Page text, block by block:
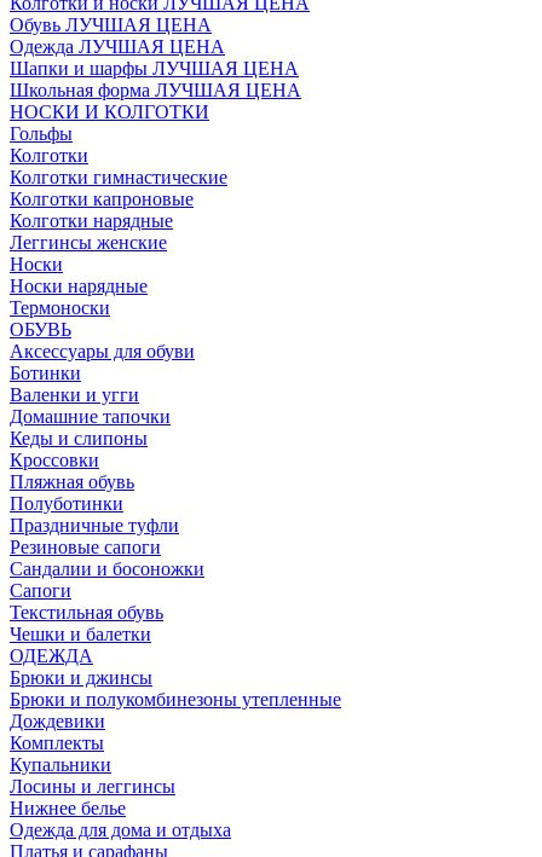
Обувь ЛУЧШАЯ ЦЕНА
Одежда ЛУЧШАЯ ЦЕНА
Шапки и шарфы ЛУЧШАЯ ЦЕНА
Школьная форма ЛУЧШАЯ ЦЕНА
НОСКИ И КОЛГОТКИ
Гольфы
Колготки
Колготки гимнастические
Колготки капроновые
Колготки нарядные
Леггинсы женские
Носки
Носки нарядные
Термоноски
ОБУВЬ
Аксессуары для обуви
Ботинки
Валенки и угги
Домашние тапочки
Кеды и слипоны
Кроссовки
Пляжная обувь
Полуботинки
Праздничные туфли
Резиновые сапоги
Сандалии и босоножки
Сапоги
Текстильная обувь
Чешки и балетки
ОДЕЖДА
Брюки и джинсы
Брюки и полукомбинезоны утепленные
Дождевики
Комплекты
Купальники
Лосины и леггинсы
Нижнее белье
Одежда для дома и отдыха
Платья и сарафаны